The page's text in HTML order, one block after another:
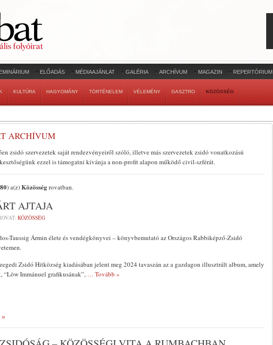
ELŐADÁS MÉDIAAJÁNLAT GALÉRIA ARCHÍVUM MAGAZIN REPERTÓRIUM
KULTÚRA HAGYOMÁNY TÖRTÉNELEM VÉLEMÉNY GASZTRO KÖZÖSSÉG
ARCHÍVUM
zsidó szervezetek saját rendezvényeiről szóló, illetve más szervezetek zsidó vonatkozású
ezzel is támogatni kívánja a non-profit alapon működő civil-szférát.
) a(z)Közösségrovatban.
AJTAJA
KÖZÖSSÉG
Taussig Ármin élete és vendégkönyvei – könyvbemutató az Országos Rabbiképző-Zsidó
Zsidó Hitközség kiadásában jelent meg 2024 tavaszán az a gazdagon illusztrált album, amely
Immánuel grafikusának”, … Tovább »